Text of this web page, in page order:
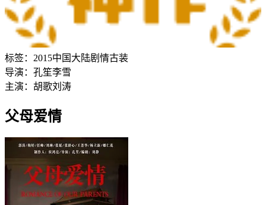
标签： 2015中国大陆剧情古装
导演： 孔笙李雪
主演： 胡歌刘涛
父母爱情